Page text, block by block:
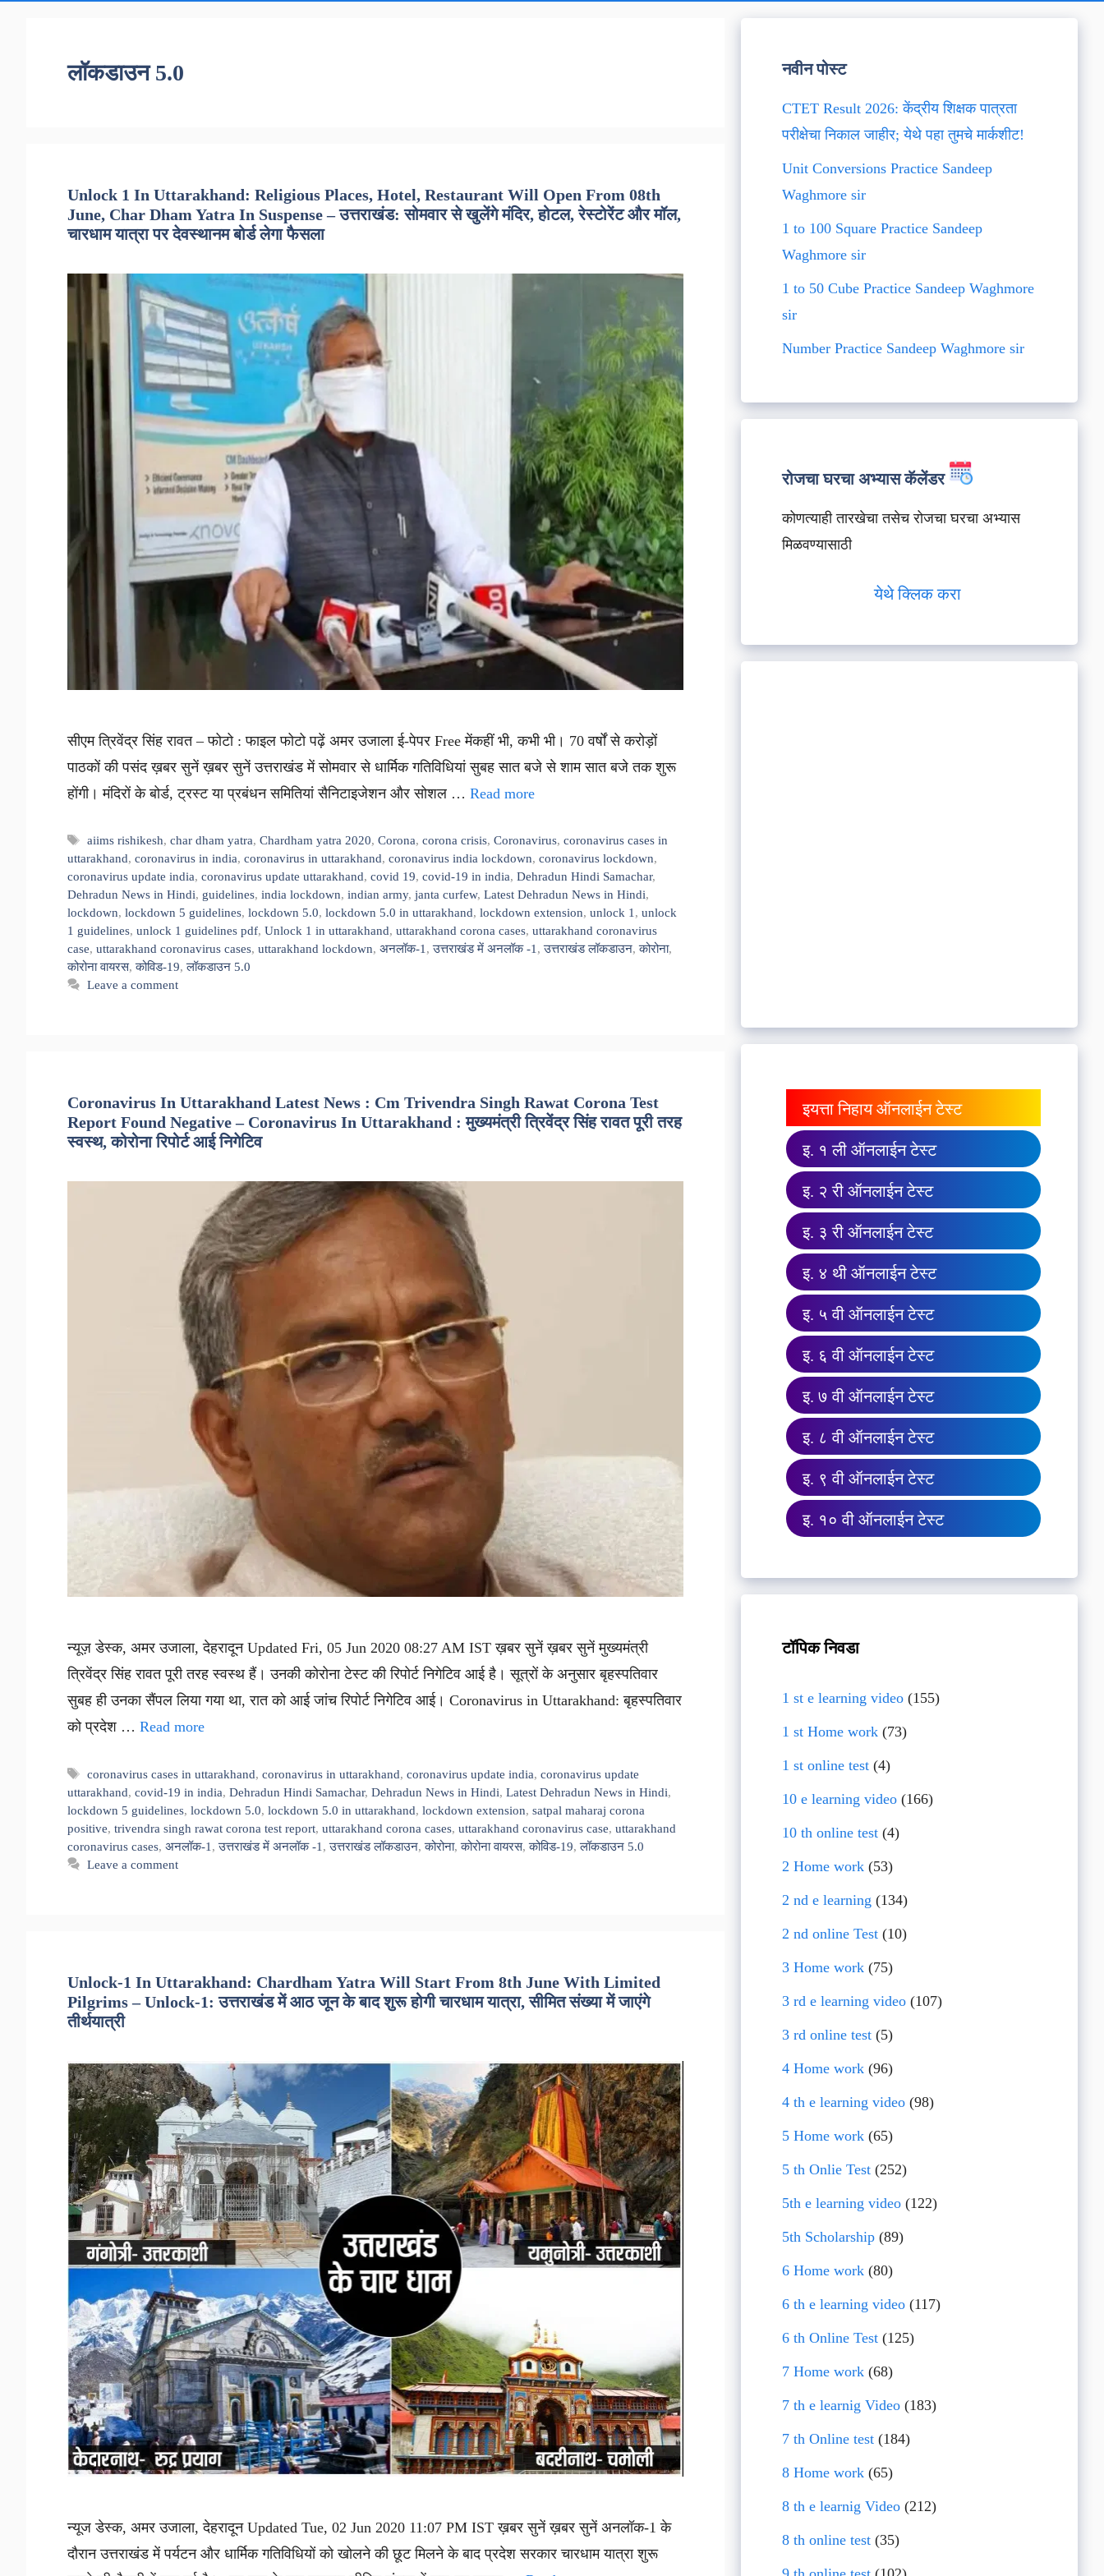
लॉकडाउन 5.0
Unlock 1 In Uttarakhand: Religious Places, Hotel, Restaurant Will Open From 08th
June, Char Dham Yatra In Suspense – उत्तराखंड: सोमवार से खुलेंगे मंदिर, होटल, रेस्टोरेंट और मॉल,
चारधाम यात्रा पर देवस्थानम बोर्ड लेगा फैसला
सीएम त्रिवेंद्र सिंह रावत – फोटो : फाइल फोटो पढ़ें अमर उजाला ई-पेपर Free मेंकहीं भी, कभी भी। 70 वर्षों से करोड़ों
पाठकों की पसंद ख़बर सुनें ख़बर सुनें उत्तराखंड में सोमवार से धार्मिक गतिविधियां सुबह सात बजे से शाम सात बजे तक शुरू
होंगी। मंदिरों के बोर्ड, ट्रस्ट या प्रबंधन समितियां सैनिटाइजेशन और सोशल … Read more
Tags
aiims rishikesh,char dham yatra,Chardham yatra 2020,Corona,corona crisis,Coronavirus,coronavirus cases in
uttarakhand, coronavirus in india, coronavirus in uttarakhand, coronavirus india lockdown, coronavirus lockdown,
coronavirus update india, coronavirus update uttarakhand, covid 19, covid-19 in india, Dehradun Hindi Samachar,
Dehradun News in Hindi, guidelines, india lockdown, indian army, janta curfew, Latest Dehradun News in Hindi,
lockdown, lockdown 5 guidelines, lockdown 5.0, lockdown 5.0 in uttarakhand, lockdown extension, unlock 1 , unlock
1 guidelines, unlock 1 guidelines pdf, Unlock 1 in uttarakhand, uttarakhand corona cases, uttarakhand coronavirus
case, uttarakhand coronavirus cases, uttarakhand lockdown, अनलॉक-1 ,उत्तराखंड में अनलॉक -1 ,उत्तराखंड लॉकडाउन,कोरोना,
कोरोना वायरस,कोविड-19,लॉकडाउन 5.0
Leave a comment
Coronavirus In Uttarakhand Latest News : Cm Trivendra Singh Rawat Corona Test
Report Found Negative – Coronavirus In Uttarakhand : मुख्यमंत्री त्रिवेंद्र सिंह रावत पूरी तरह
स्वस्थ, कोरोना रिपोर्ट आई निगेटिव
न्यूज़ डेस्क, अमर उजाला, देहरादून Updated Fri, 05 Jun 2020 08:27 AM IST ख़बर सुनें ख़बर सुनें मुख्यमंत्री
त्रिवेंद्र सिंह रावत पूरी तरह स्वस्थ हैं। उनकी कोरोना टेस्ट की रिपोर्ट निगेटिव आई है। सूत्रों के अनुसार बृहस्पतिवार
सुबह ही उनका सैंपल लिया गया था, रात को आई जांच रिपोर्ट निगेटिव आई। Coronavirus in Uttarakhand: बृहस्पतिवार
को प्रदेश … Read more
Tags
coronavirus cases in uttarakhand,coronavirus in uttarakhand,coronavirus update india,coronavirus update
uttarakhand, covid-19 in india, Dehradun Hindi Samachar, Dehradun News in Hindi, Latest Dehradun News in Hindi,
lockdown 5 guidelines, lockdown 5.0, lockdown 5.0 in uttarakhand, lockdown extension, satpal maharaj corona
positive, trivendra singh rawat corona test report, uttarakhand corona cases, uttarakhand coronavirus case, uttarakhand
coronavirus cases, अनलॉक-1 ,उत्तराखंड में अनलॉक -1 ,उत्तराखंड लॉकडाउन,कोरोना,कोरोना वायरस,कोविड-19,लॉकडाउन 5.0
Leave a comment
Unlock-1 In Uttarakhand: Chardham Yatra Will Start From 8th June With Limited
Pilgrims – Unlock-1: उत्तराखंड में आठ जून के बाद शुरू होगी चारधाम यात्रा, सीमित संख्या में जाएंगे
तीर्थयात्री
न्यूज डेस्क, अमर उजाला, देहरादून Updated Tue, 02 Jun 2020 11:07 PM IST ख़बर सुनें ख़बर सुनें अनलॉक-1 के
दौरान उत्तराखंड में पर्यटन और धार्मिक गतिविधियों को खोलने की छूट मिलने के बाद प्रदेश सरकार चारधाम यात्रा शुरू
नवीन पोस्ट
CTET Result 2026: केंद्रीय शिक्षक पात्रता
परीक्षेचा निकाल जाहीर; येथे पहा तुमचे मार्कशीट!
Unit Conversions Practice Sandeep
Waghmore sir
1 to 100 Square Practice Sandeep
Waghmore sir
1 to 50 Cube Practice Sandeep Waghmore
sir
Number Practice Sandeep Waghmore sir
रोजचा घरचा अभ्यास कॅलेंडर
कोणत्याही तारखेचा तसेच रोजचा घरचा अभ्यास
मिळवण्यासाठी
येथे क्लिक करा
इयत्ता निहाय ऑनलाईन टेस्ट
इ. १ ली ऑनलाईन टेस्ट
इ. २ री ऑनलाईन टेस्ट
इ. ३ री ऑनलाईन टेस्ट
इ. ४ थी ऑनलाईन टेस्ट
इ. ५ वी ऑनलाईन टेस्ट
इ. ६ वी ऑनलाईन टेस्ट
इ. ७ वी ऑनलाईन टेस्ट
इ. ८ वी ऑनलाईन टेस्ट
इ. ९ वी ऑनलाईन टेस्ट
इ. १० वी ऑनलाईन टेस्ट
टॉपिक निवडा
1 st e learning video(155)
1 st Home work(73)
1 st online test(4)
10 e learning video(166)
10 th online test(4)
2 Home work(53)
2 nd e learning (134)
2 nd online Test(10)
3 Home work(75)
3 rd e learning video(107)
3 rd online test(5)
4 Home work(96)
4 th e learning video(98)
5 Home work(65)
5 th Onlie Test(252)
5th e learning video(122)
5th Scholarship(89)
6 Home work(80)
6 th e learning video(117)
6 th Online Test(125)
7 Home work(68)
7 th e learnig Video(183)
7 th Online test(184)
8 Home work(65)
8 th e learnig Video(212)
8 th online test(35)